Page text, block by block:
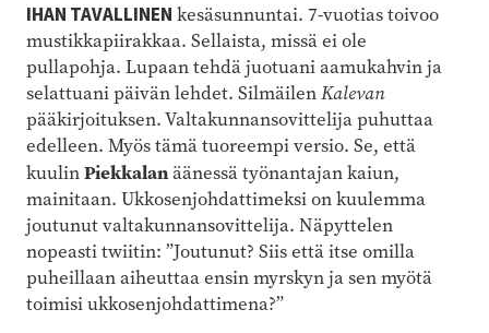
IHAN TAVALLINEN kesäsunnuntai. 7-vuotias toivoo
mustikkapiirakkaa. Sellaista, missä ei ole
pullapohja. Lupaan tehdä juotuani aamukahvin ja
selat­tuani päivän lehdet. SilmäilenKalevan
pääkirjoituksen. Valtakunnansovittelija puhuttaa
edelleen. Myös tämä tuoreempi versio. Se, että
kuulinPiekkalanäänessä työnantajan kaiun,
mainitaan. Ukkosenjohdattimeksi on kuulemma
joutunut valtakunnansovittelija. Näpyttelen
nopeasti twiitin: ”Joutunut? Siis että itse omilla
puheillaan aiheuttaa ensin myrskyn ja sen myötä
toimisi ukkosenjohdattimena?”